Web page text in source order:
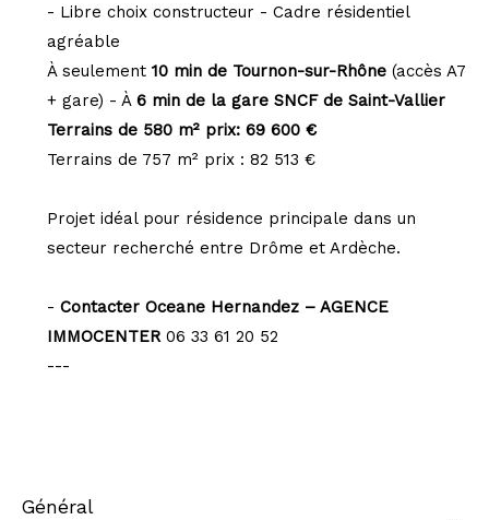
- Libre choix constructeur - Cadre résidentiel
agréable
À seulement 10 min de Tournon-sur-Rhône(accès A7
+ gare) - À 6 min de la gare SNCF de Saint-Vallier
Terrains de 580 m² prix: 69 600 €
Terrains de 757 m² prix : 82 513 €
Projet idéal pour résidence principale dans un
secteur recherché entre Drôme et Ardèche.
- Contacter Oceane Hernandez – AGENCE
IMMOCENTER06 33 61 20 52
---
général